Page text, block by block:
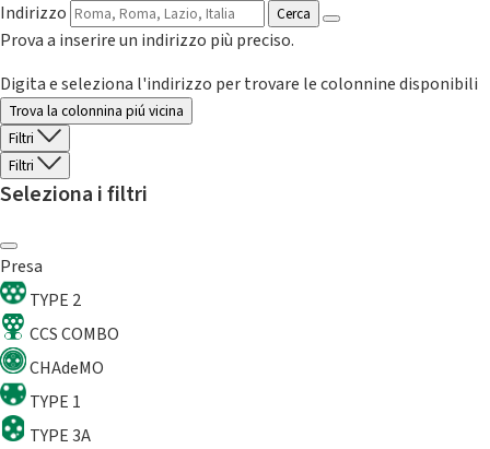
Indirizzo
Cerca
Prova a inserire un indirizzo più preciso.
Digita e seleziona l'indirizzo per trovare le colonnine disponibili
Trova la colonnina piú vicina
Filtri
Filtri
Seleziona i filtri
Presa
TYPE 2
CCS COMBO
CHAdeMO
TYPE 1
TYPE 3A